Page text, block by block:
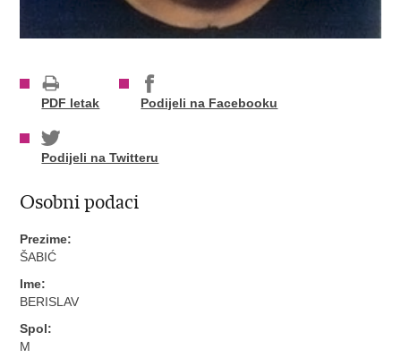
PDF letak Podijeli na Facebooku
Podijeli na Twitteru
Osobni podaci
Prezime:
ŠABIĆ
Ime:
BERISLAV
Spol:
M